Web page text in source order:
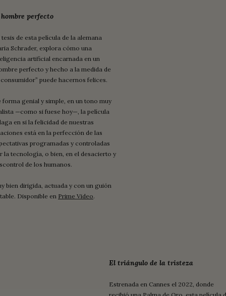
perfecto
tesis de esta película de la alemana
Schrader, explora cómo una
artificial encarnada en un
perfecto y hecho a la medida de
consumidor” puede hacernos felices.
forma genial y simple, en un tono muy
—como si fuese hoy—, la película
en si la felicidad de nuestras
está en la perfección de las
programadas y controladas
la tecnología, o bien, en el desacierto y
de los humanos.
bien dirigida, actuada y con un guión
Disponible en Prime Video.
El triángulo de la tristeza
Estrenada en Cannes el 2022, donde